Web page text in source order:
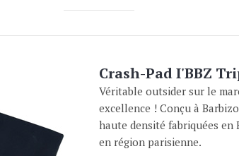
Crash-Pad I'BBZ
Véritable outsider sur le
excellence ! Conçu à
haute densité fabriquées en
en région parisienne.